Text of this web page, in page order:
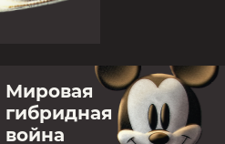
Мировая
гибридная
война